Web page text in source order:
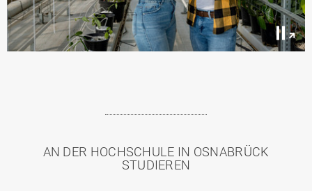
Pause
AN DER HOCHSCHULE IN OSNABRÜCK
STUDIEREN